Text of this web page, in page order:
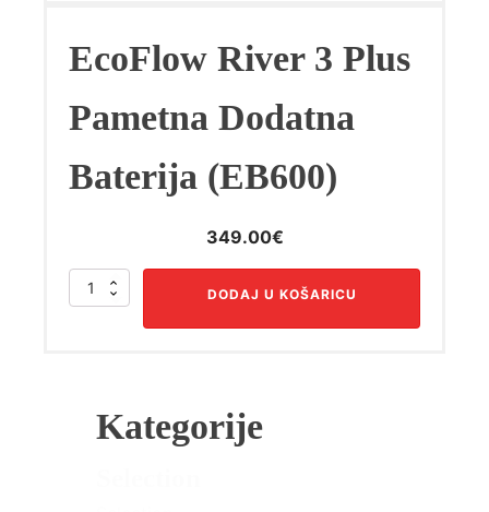
Baterija
količina
EcoFlow River 3 Plus
Pametna Dodatna
Baterija (EB600)
349.00€
EcoFlow
River
Baterija
(EB600)
DODAJ U KOŠARICU
Kategorije